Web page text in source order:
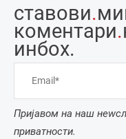
ставови.
коментари.
инбоx.
Пријавом на наш
приватности.